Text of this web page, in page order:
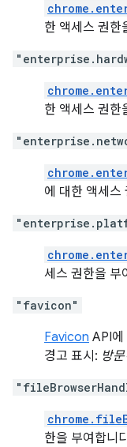
한 액세스 권한
한 액세스 권한
에 대한 액세스
세스 권한을 부
"favicon"
Favicon API에
경고 표시: 방
한을 부여합니